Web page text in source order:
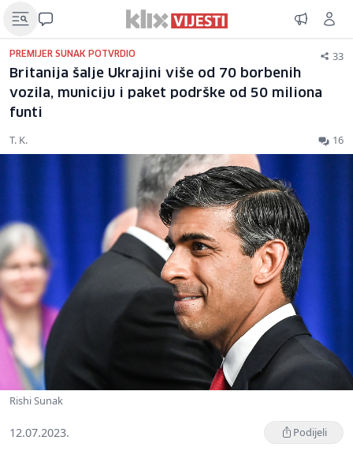
PREMIJER SUNAK POTVRDIO 33
Britanija šalje Ukrajini više od 70 borbenih
vozila, municiju i paket podrške od 50 miliona
funti
T. K. 16
Rishi Sunak
12.07.2023. Podijeli